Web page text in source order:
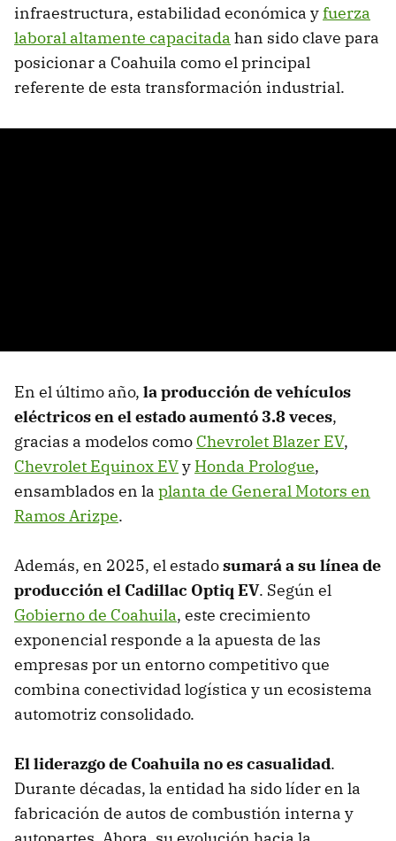
infraestructura, estabilidad económica yfuerza
laboral altamente capacitada han sido clave para
posicionar a Coahuila como el principal
referente de esta transformación industrial.
En el último año, la producción de vehículos
eléctricos en el estado aumentó 3.8 veces,
gracias a modelos como Chevrolet Blazer EV,
Chevrolet Equinox EVy Honda Prologue,
ensamblados en la planta de General Motors en
Ramos Arizpe.
Además, en 2025, el estadosumará a su línea de
producción el Cadillac Optiq EV. Según el
Gobierno de Coahuila, este crecimiento
exponencial responde a la apuesta de las
empresas por un entorno competitivo que
combina conectividad logística y un ecosistema
automotriz consolidado.
El liderazgo de Coahuila no es casualidad.
Durante décadas, la entidad ha sido líder en la
fabricación de autos de combustión interna y